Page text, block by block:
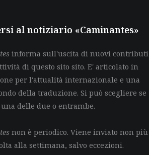
al notiziario «Caminantes»
informa sull'uscita di nuovi contributi
di questo sito sito. E' articolato in
per l'attualità internazionale e una
della traduzione. Si può scegliere se
delle due o entrambe.
non è periodico. Viene inviato non più
alla settimana, salvo eccezioni.